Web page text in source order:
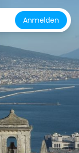
Anmelden